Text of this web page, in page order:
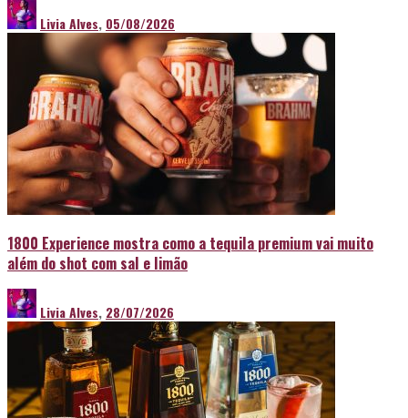
Livia Alves, 05/08/2026
1800 Experience mostra como a tequila premium vai muito
além do shot com sal e limão
Livia Alves, 28/07/2026